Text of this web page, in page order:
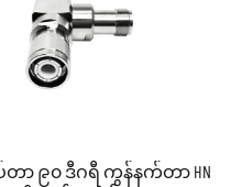
ာ ၉၀ ဒီဂရီ ကွန်နက်တာ HN